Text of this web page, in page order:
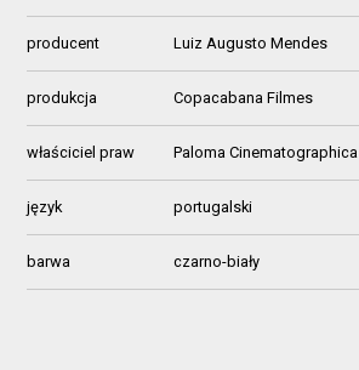
producent Luiz Augusto Mendes
produkcja Copacabana Filmes
właściciel praw Paloma Cinematographica
język portugalski
barwa czarno-biały